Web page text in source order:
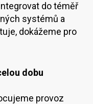
do téměř
systémů a
dokážeme pro
dobu
provoz